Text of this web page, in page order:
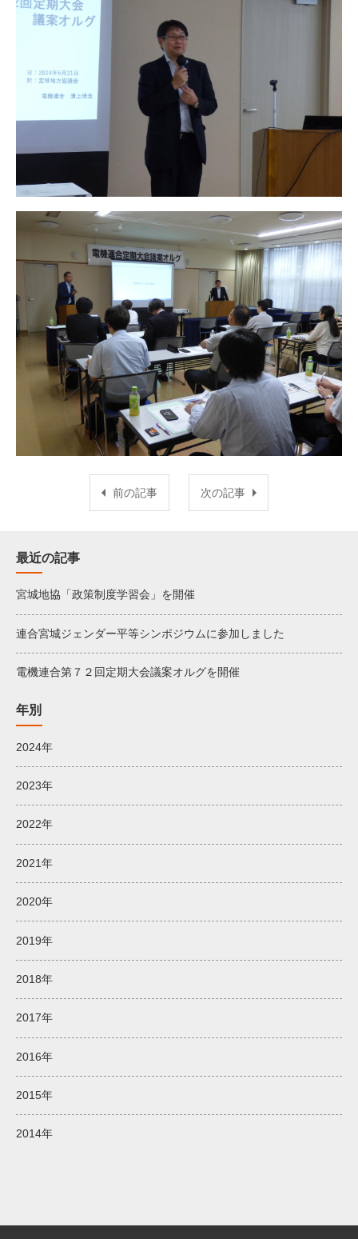
前の記事 次の記事
最近の記事
宮城地協「政策制度学習会」を開催
連合宮城ジェンダー平等シンポジウムに参加しました
電機連合第７２回定期大会議案オルグを開催
年別
2024年
2023年
2022年
2021年
2020年
2019年
2018年
2017年
2016年
2015年
2014年